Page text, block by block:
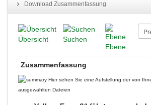
Download Zusammenfassung
Übersicht
Suchen
Ebene
Zusammenfassung
Hier sehen Sie eine Aufstellung der von
ausgewählten Dateien